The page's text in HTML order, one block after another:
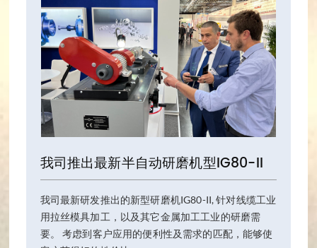
我司推出最新半自动研磨机型IG80-II
我司最新研发推出的新型研磨机IG80-II, 针对线缆工业
用拉丝模具加工，以及其它金属加工工业的研磨需
要。 考虑到客户应用的便利性及需求的匹配，能够使